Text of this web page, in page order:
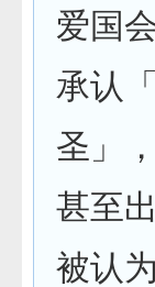
爱国
承认
圣」
甚至
被认